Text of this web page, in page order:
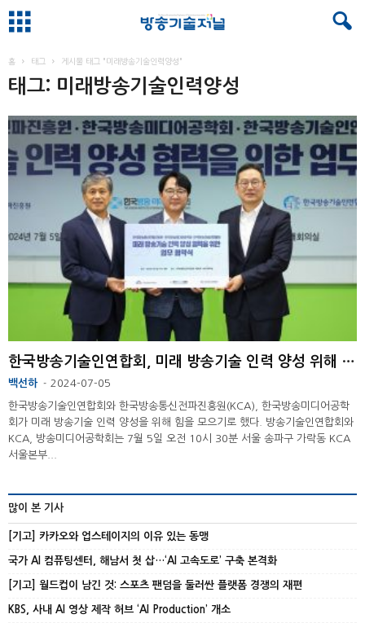
홈 태그 게시물 태그 "미래방송기술인력양성"
태그: 미래방송기술인력양성
한국방송기술인연합회, 미래 방송기술 인력 양성 위해 KCA-방송미디어공학회와 맞손 ...
백선하 - 2024-07-05
한국방송기술인연합회와 한국방송통신전파진흥원(KCA), 한국방송미디어공학
회가 미래 방송기술 인력 양성을 위해 힘을 모으기로 했다. 방송기술인연합회와
KCA, 방송미디어공학회는 7월 5일 오전 10시 30분 서울 송파구 가락동 KCA
서울본부...
많이 본 기사
[기고] 카카오와 업스테이지의 이유 있는 동맹
국가 AI 컴퓨팅센터, 해남서 첫 삽…‘AI 고속도로’ 구축 본격화
[기고] 월드컵이 남긴 것: 스포츠 팬덤을 둘러싼 플랫폼 경쟁의 재편
KBS, 사내 AI 영상 제작 허브 ‘AI Production’ 개소